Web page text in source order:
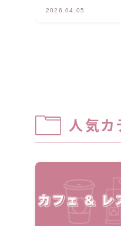
2026.04.05
人気カ